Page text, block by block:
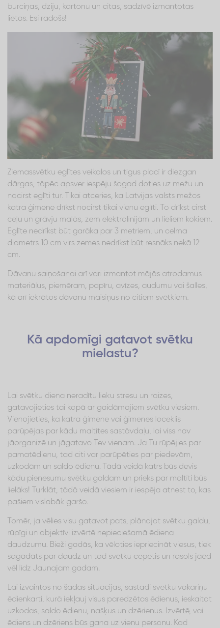
burciņas, dziju, kartonu un citas, sadzīvē izmantotas
lietas. Esi radošs!
Ziemassvētku eglītes veikalos un tigus placī ir diezgan
dārgas, tāpēc apsver iespēju šogad doties uz mežu un
nocirst eglīti tur. Tikai atceries, ka Latvijas valsts mežos
katra ģimene drīkst nocirst tikai vienu eglīti. To drīkst cirst
ceļu un grāvju malās, zem elektrolīnijām un lieliem kokiem.
Eglīte nedrīkst būt garāka par 3 metriem, un celma
diametrs 10 cm virs zemes nedrīkst būt resnāks nekā 12
cm.
Dāvanu saiņošanai arī vari izmantot mājās atrodamus
materiālus, piemēram, papīru, avīzes, audumu vai šalles,
kā arī iekrātos dāvanu maisiņus no citiem svētkiem.
Kā apdomīgi gatavot svētku
mielastu?
Lai svētku diena neradītu lieku stresu un raizes,
gatavojieties tai kopā ar gaidāmajiem svētku viesiem.
Vienojieties, ka katra ģimene vai ģimenes loceklis
parūpējas par kādu maltītes sastāvdaļu, lai viss nav
jāorganizē un jāgatavo Tev vienam. Ja Tu rūpējies par
pamatēdienu, tad citi var parūpēties par piedevām,
uzkodām un saldo ēdienu. Tādā veidā katrs būs devis
kādu pienesumu svētku galdam un prieks par maltīti būs
lielāks! Turklāt, tādā veidā viesiem ir iespēja atnest to, kas
pašiem vislabāk garšo.
Tomēr, ja vēlies visu gatavot pats, plānojot svētku galdu,
rūpīgi un objektīvi izvērtē nepieciešamā ēdiena
daudzumu. Bieži gadās, ka vēloties iepriecināt viesus, tiek
sagādāts par daudz un tad svētku cepetis un rasols jāēd
vēl līdz Jaunajam gadam.
Lai izvairītos no šādas situācijas, sastādi svētku vakariņu
ēdienkarti, kurā iekļauj visus paredzētos ēdienus, ieskaitot
uzkodas, saldo ēdienu, našķus un dzērienus. Izvērtē, vai
ēdiens un dzēriens būs gana uz vienu personu. Kad